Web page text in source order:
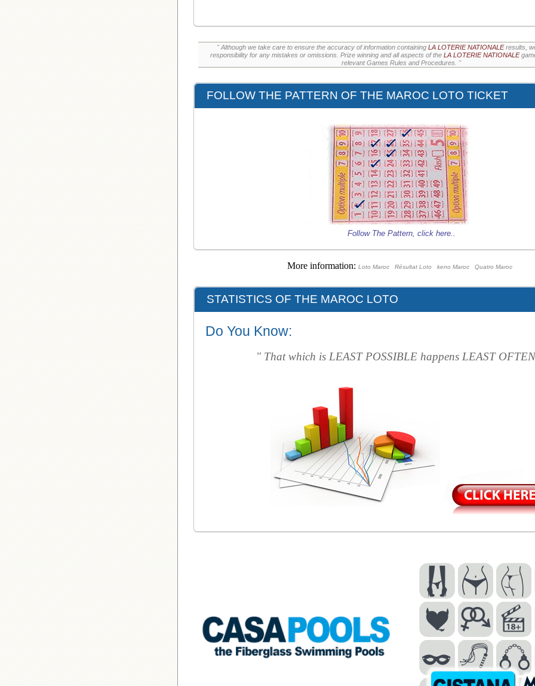
" Although we take care to ensure the accuracy of information containing LA LOTERIE NATIONALEresults,
responsibility for any mistakes or omissions. Prize winning and all aspects of the LA LOTERIE NATIONALE
relevant Games Rules and Procedures. "
FOLLOW THE PATTERN OF THE MAROC LOTO TICKET
Follow The Pattern, click here..
More information: Loto Maroc Résultat Loto keno Maroc Quatro Maroc
STATISTICS OF THE MAROC LOTO
Do You Know:
" That which is LEAST POSSIBLE happens LEAST